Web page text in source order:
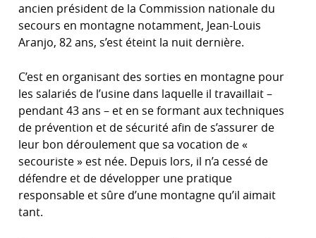
ancien président de la Commission nationale du
secours en montagne notamment, Jean-Louis
Aranjo, 82 ans, s’est éteint la nuit dernière.
C’est en organisant des sorties en montagne pour
les salariés de l’usine dans laquelle il travaillait –
pendant 43 ans – et en se formant aux techniques
de prévention et de sécurité afin de s’assurer de
leur bon déroulement que sa vocation de «
secouriste » est née. Depuis lors, il n’a cessé de
défendre et de développer une pratique
responsable et sûre d’une montagne qu’il aimait
tant.